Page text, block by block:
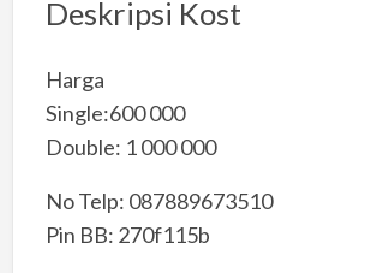
Deskripsi Kost
Harga
Single:600 000
Double: 1 000 000
No Telp: 087889673510
Pin BB: 270f115b